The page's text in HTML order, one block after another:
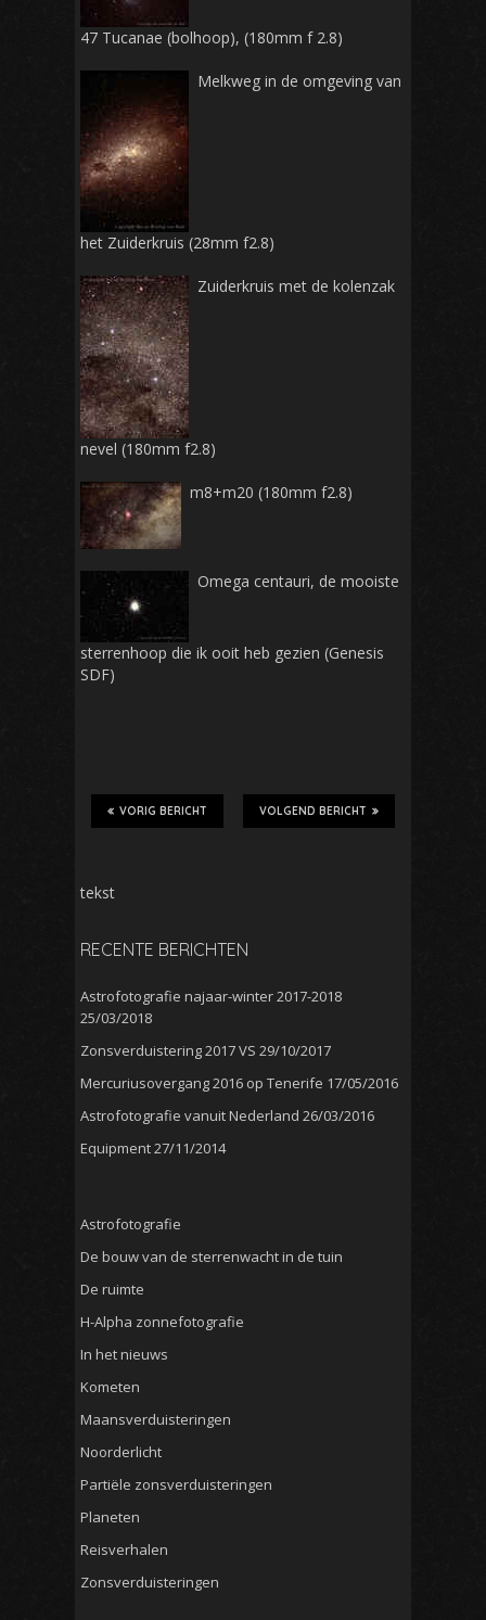
47 Tucanae (bolhoop), (180mm f 2.8)
Melkweg in de omgeving van
het Zuiderkruis (28mm f2.8)
Zuiderkruis met de kolenzak
nevel (180mm f2.8)
m8+m20 (180mm f2.8)
Omega centauri, de mooiste
sterrenhoop die ik ooit heb gezien (Genesis
SDF)
VOLGEND BERICHT
VORIG BERICHT
tekst
RECENTE BERICHTEN
Astrofotografie najaar-winter 2017-2018
25/03/2018
Zonsverduistering 2017 VS 29/10/2017
Mercuriusovergang 2016 op Tenerife 17/05/2016
Astrofotografie vanuit Nederland 26/03/2016
Equipment27/11/2014
Astrofotografie
De bouw van de sterrenwacht in de tuin
De ruimte
H-Alpha zonnefotografie
In het nieuws
Kometen
Maansverduisteringen
Noorderlicht
Partiële zonsverduisteringen
Planeten
Reisverhalen
Zonsverduisteringen